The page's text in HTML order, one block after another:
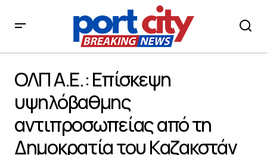
τη Δημοκρατία του Καζακστάν
ΟΛΠ Α.Ε.: Επίσκεψη
υψηλόβαθμης
αντιπροσωπείας από τη
Δημοκρατία του Καζακστάν